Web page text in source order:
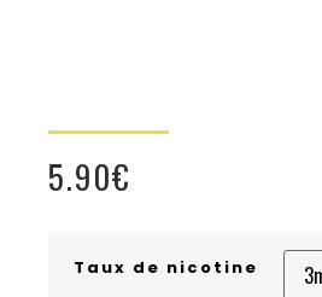
5.90€
Taux de nicotine